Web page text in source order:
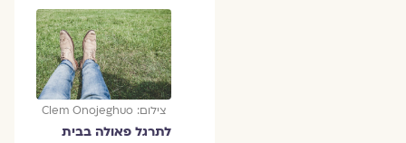
צילום: Clem Onojeghuo
לתרגל פאולה בבית